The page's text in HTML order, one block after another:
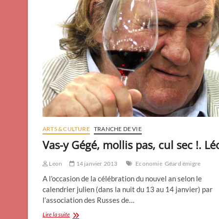
ARTS & CULTURE TRANCHE DE VIE
Vas-y Gégé, mollis pas, cul sec !.
Leon 14 janvier 2013 Economie Géard émigre
A l’occasion de la célébration du nouvel an selon le
calendrier julien (dans la nuit du 13 au 14 janvier) par
l’association des Russes de…
Lire la suiteVas-